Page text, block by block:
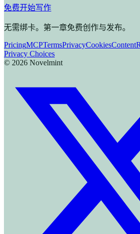
免费开始写作
无需绑卡。第一章免费创作与发布。
PricingMCPTermsPrivacyCookiesContent
Privacy Choices
© 2026 Novelmint